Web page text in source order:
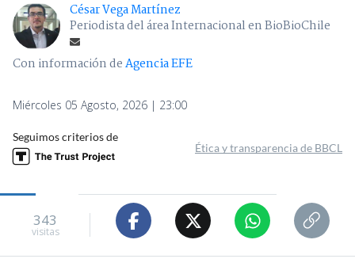
César Vega Martínez
Periodista del área Internacional en BioBioChile
Con información deAgencia EFE
Miércoles 05 Agosto, 2026 | 23:00
Seguimos criterios de
Ética y transparencia de BBCL
343
visitas